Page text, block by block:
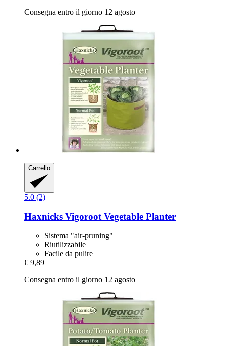
Consegna entro il giorno 12 agosto
Carrello
5.0 (2)
Haxnicks Vigoroot Vegetable Planter
Sistema "air-pruning"
Riutilizzabile
Facile da pulire
€ 9,89
Consegna entro il giorno 12 agosto